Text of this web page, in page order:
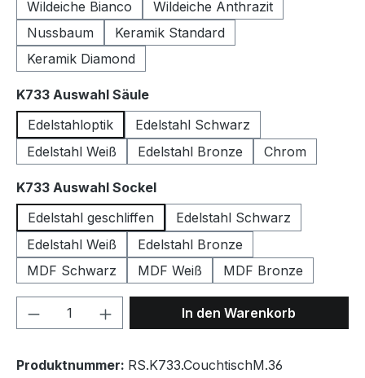
Wildeiche Bianco
Wildeiche Anthrazit
Nussbaum
Keramik Standard
Keramik Diamond
K733 Auswahl Säuleauswählen
Edelstahloptik
Edelstahl Schwarz
Edelstahl Weiß
Edelstahl Bronze Chrom
K733 Auswahl Sockelauswählen
Edelstahl geschliffen
Edelstahl Schwarz
Edelstahl Weiß
Edelstahl Bronze
MDF Schwarz
MDF Weiß MDF Bronze
Produkt Anzahl: Gib denIn den Warenkorb
Produktnummer: RS.K733.CouchtischM.36